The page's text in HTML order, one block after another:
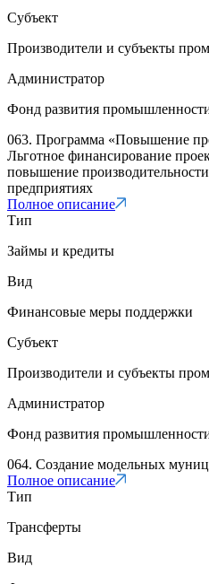
Субъект
Производители и субъекты
Администратор
Фонд развития
063. Программа «Повышение
Льготное финансирование
повышение
предприятиях
Полное описание
Тип
Займы и кредиты
Вид
Финансовые меры поддержки
Субъект
Производители и субъекты
Администратор
Фонд развития
064. Создание модельных
Полное описание
Тип
Трансферты
Вид